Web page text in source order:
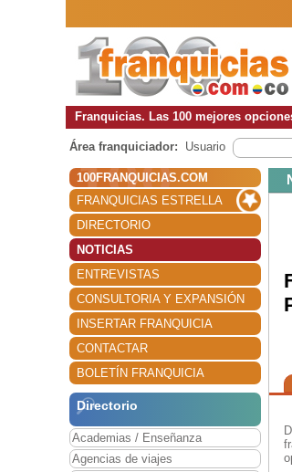
Franquicias. Las 100 mejores
Área franquiciador: Usuario
100FRANQUICIAS.COM
FRANQUICIAS ESTRELLA
DIRECTORIO
NOTICIAS
ENTREVISTAS
CONSULTORIA Y EXPANSIÓN
INSERTAR FRANQUICIA
CONTACTAR
BOLETÍN FRANQUICIA
Directorio
Academias / Enseñanza
Agencias de viajes